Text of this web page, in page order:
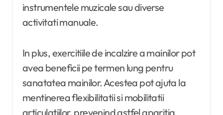
instrumentele muzicale sau diverse
activitati manuale.
In plus, exercitiile de incalzire a mainilor pot
avea beneficii pe termen lung pentru
sanatatea mainilor. Acestea pot ajuta la
mentinerea flexibilitatii si mobilitatii
articulatiilor, prevenind astfel aparitia